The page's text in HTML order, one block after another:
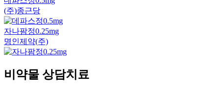
(주)종근당
자나팜정0.25mg
명인제약(주)
비약물 상담치료